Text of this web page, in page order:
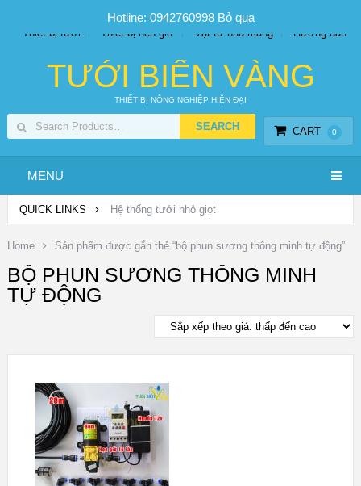
SP PHUN SƯƠNG GIÁ TỐT Bộ KIT tưới
Thiết bị tưới
Thiết bị hẹn giờ Vật tư nhà màng Hướng dẫn
TƯỚI BIỂN VÀNG
THIẾT BỊ NÔNG NGHIỆP HIỆN ĐẠI
CART 0
MENU
QUICK LINKS Hệ thống tưới nhỏ giọt
Home Sản phẩm được gắn thẻ “bộ phun sương thông minh tự động”
BỘ PHUN SƯƠNG THÔNG MINH
TỰ ĐỘNG
Hotline: 0942760998 Bỏ qua